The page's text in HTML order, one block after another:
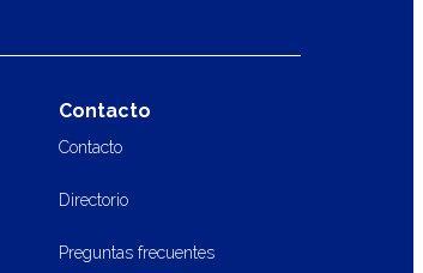
Contacto
Contacto
Directorio
Preguntas frecuentes